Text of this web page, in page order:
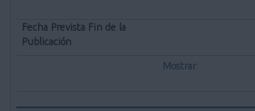
Mostrar